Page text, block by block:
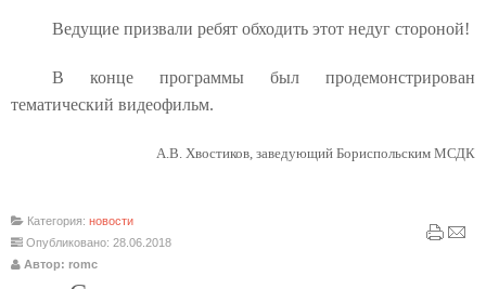
Ведущие призвали ребят обходить этот недуг стороной!
В конце программы был продемонстрирован
тематический видеофильм.
А.В. Хвостиков, заведующий Бориспольским МСДК
Категория: новости
Опубликовано: 28.06.2018
Автор: romc